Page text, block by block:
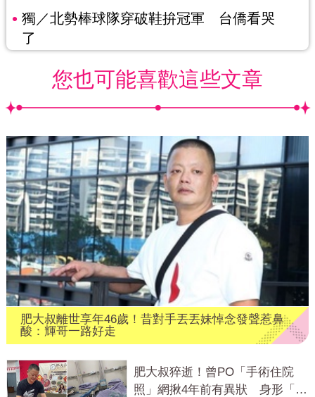
獨／北勢棒球隊穿破鞋拚冠軍 台僑看哭
了
您也可能喜歡這些文章
肥大叔離世享年46歲！昔對手丟丟妹悼念發聲惹鼻
酸：輝哥一路好走
肥大叔猝逝！曾PO「手術住院
照」網揪4年前有異狀 身形「對